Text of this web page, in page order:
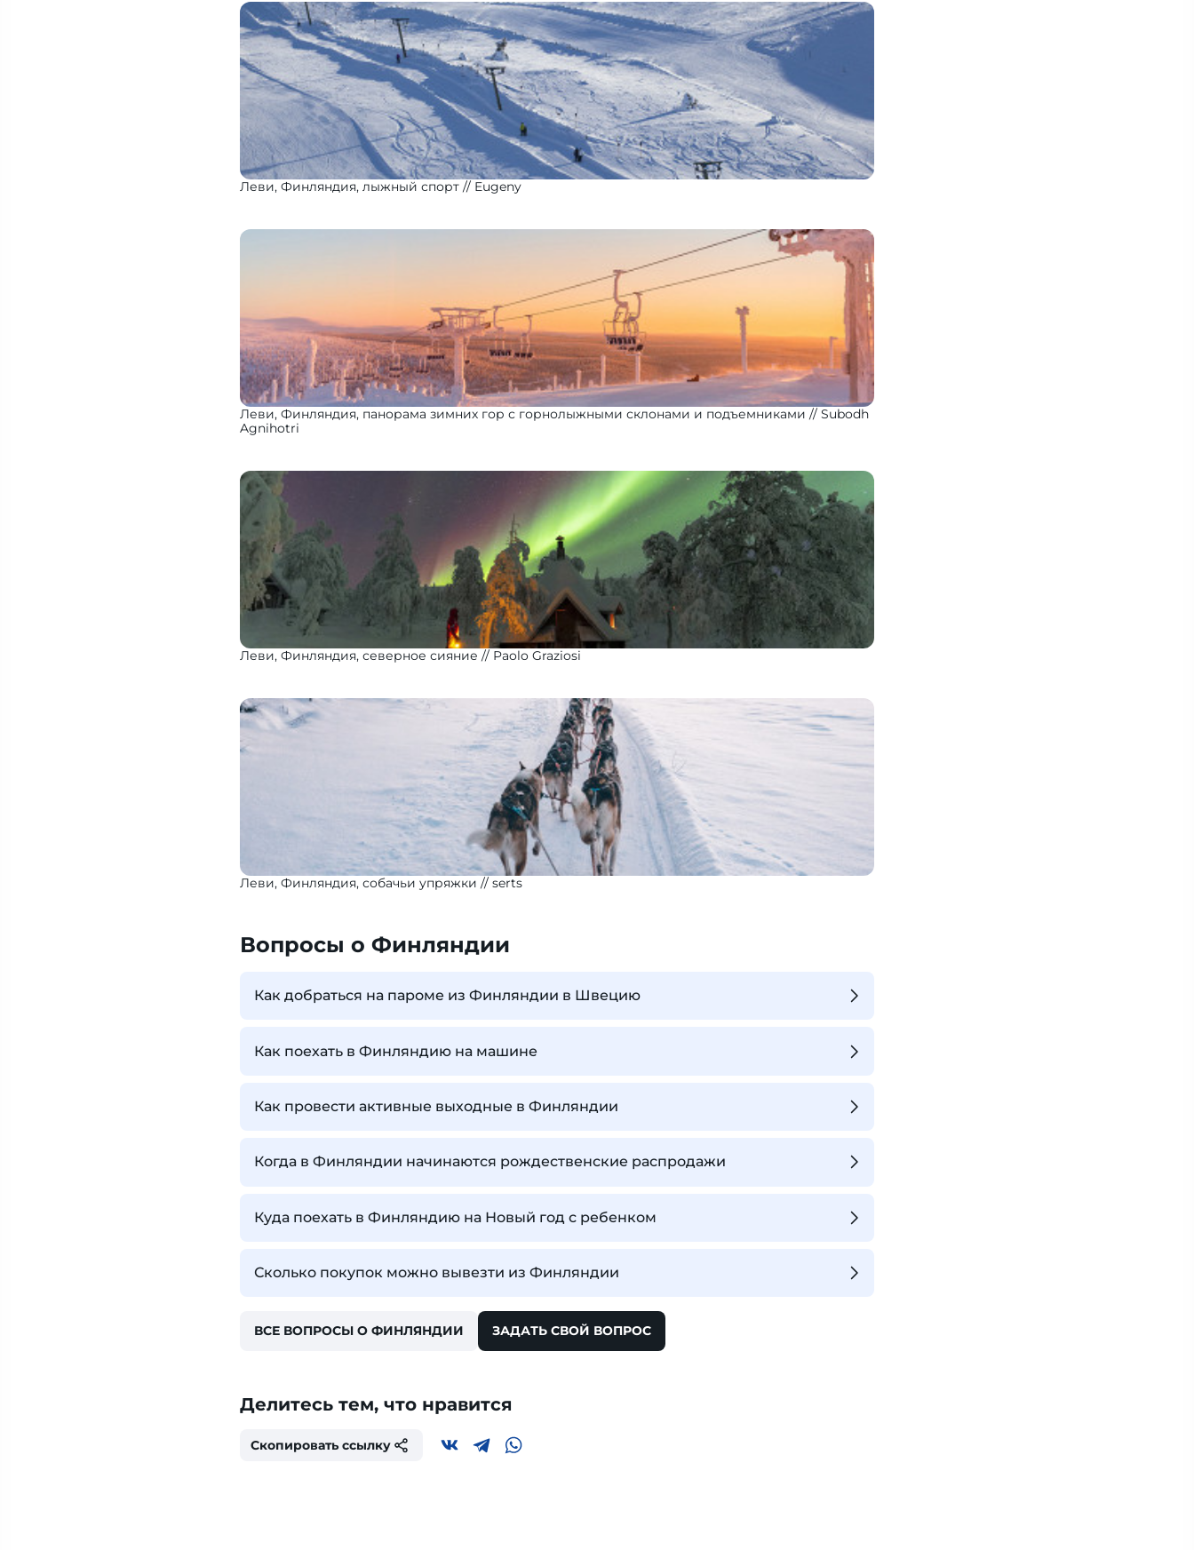
Леви, Финляндия, лыжный спорт Eugeny
Леви, Финляндия, панорама зимних гор с горнолыжными склонами и подъемниками
Subodh
Agnihotri
Леви, Финляндия, северное сияние Paolo Graziosi
Леви, Финляндия, собачьи упряжки serts
Вопросы о Финляндии
Как добраться на пароме из Финляндии в Швецию
Как поехать в Финляндию на машине
Как провести активные выходные в Финляндии
Когда в Финляндии начинаются рождественские распродажи
Куда поехать в Финляндию на Новый год с ребенком
Сколько покупок можно вывезти из Финляндии
ВСЕ ВОПРОСЫ О ФИНЛЯНДИИ ЗАДАТЬ СВОЙ ВОПРОС
Делитесь тем, что нравится
Скопировать ссылку